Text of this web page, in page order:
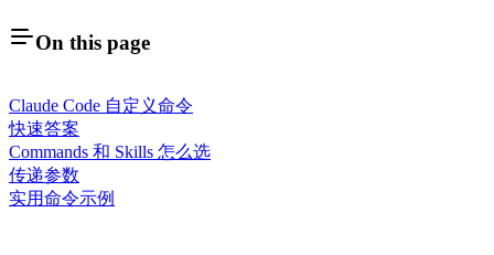
On this page
Claude Code 自定义命令
快速答案
Commands 和 Skills 怎么选
传递参数
实用命令示例